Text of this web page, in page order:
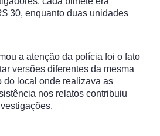
30, enquanto duas unidades
a atenção da polícia foi o fato
versões diferentes da mesma
do local onde realizava as
nos relatos contribuiu